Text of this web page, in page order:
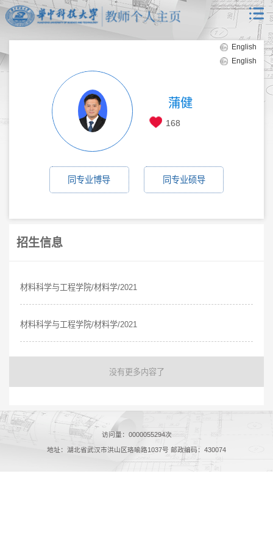
English
English
蒲健
168
同专业博导 同专业硕导
招生信息
材料科学与工程学院/材料学/2021
材料科学与工程学院/材料学/2021
没有更多内容了
访问量： 0000055294次
地址：湖北省武汉市洪山区珞喻路1037号 邮政编码：430074